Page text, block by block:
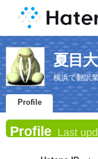
夏目
横浜で翻訳
Profile
Profile Last